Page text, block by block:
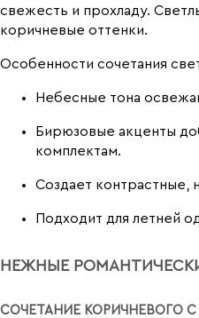
свежесть и прохладу.
коричневые оттенки.
Особенности сочетания
Небесные тона
Бирюзовые акценты
комплектам.
Создает контрастные,
Подходит для летней
НЕЖНЫЕ
СОЧЕТАНИЕ КОРИЧНЕВОГО